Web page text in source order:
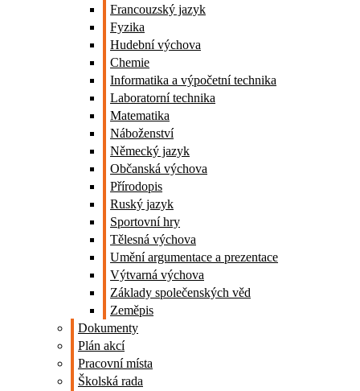
Francouzský jazyk
Fyzika
Hudební výchova
Chemie
Informatika a výpočetní technika
Laboratorní technika
Matematika
Náboženství
Německý jazyk
Občanská výchova
Přírodopis
Ruský jazyk
Sportovní hry
Tělesná výchova
Umění argumentace a prezentace
Výtvarná výchova
Základy společenských věd
Zeměpis
Dokumenty
Plán akcí
Pracovní místa
Školská rada